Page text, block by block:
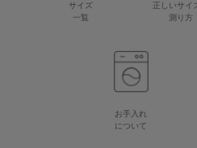
サイズ
一覧
正しいサイ
測り方
お手入れ
について